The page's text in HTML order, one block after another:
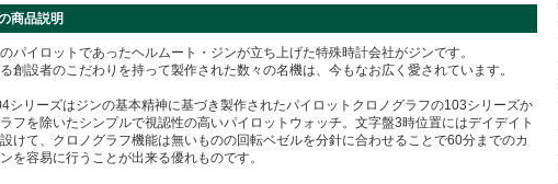
商品説明
パイロットであったヘルムート・ジンが立ち上げた特殊時計会社がジンです。
創設者のこだわりを持って製作された数々の名機は、今もなお広く愛されています。
シリーズはジンの基本精神に基づき製作されたパイロットクロノグラフの103シリーズか
フを除いたシンプルで視認性の高いパイロットウォッチ。文字盤3時位置にはデイデイト
けて、クロノグラフ機能は無いものの回転ベゼルを分針に合わせることで60分までのカ
を容易に行うことが出来る優れものです。